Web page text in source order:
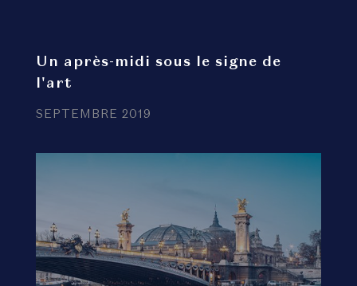
Un après-midi sous le signe de
l'art
SEPTEMBRE 2019